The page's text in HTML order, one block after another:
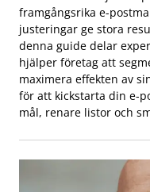
framgångsrika e-
justeringar ge stora
denna guide delar
hjälper företag att
maximera effekten av
för att kickstarta din e-
mål, renare listor och